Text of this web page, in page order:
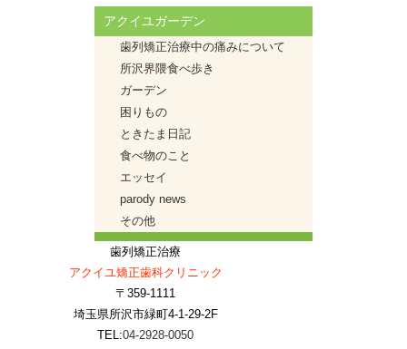
アクイユガーデン
歯列矯正治療中の痛みについて
所沢界隈食べ歩き
ガーデン
困りもの
ときたま日記
食べ物のこと
エッセイ
parody news
その他
歯列矯正治療
アクイユ矯正歯科クリニック
〒359-1111
埼玉県所沢市緑町4-1-29-2F
TEL:04-2928-0050